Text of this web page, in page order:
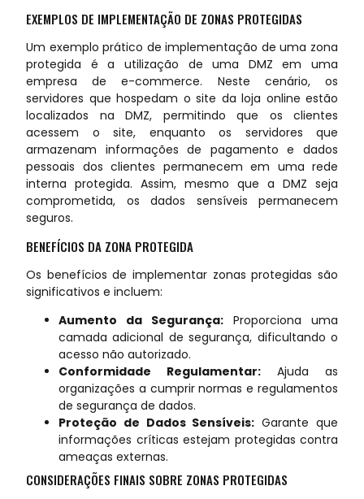
EXEMPLOS DE IMPLEMENTAÇÃO DE ZONAS PROTEGIDAS
Um exemplo prático de implementação de uma zona
protegida é a utilização de uma DMZ em uma
empresa de e-commerce. Neste cenário, os
servidores que hospedam o site da loja online estão
localizados na DMZ, permitindo que os clientes
acessem o site, enquanto os servidores que
armazenam informações de pagamento e dados
pessoais dos clientes permanecem em uma rede
interna protegida. Assim, mesmo que a DMZ seja
comprometida, os dados sensíveis permanecem
seguros.
BENEFÍCIOS DA ZONA PROTEGIDA
Os benefícios de implementar zonas protegidas são
significativos e incluem:
Aumento da Segurança: Proporciona uma
camada adicional de segurança, dificultando o
acesso não autorizado.
Conformidade Regulamentar: Ajuda as
organizações a cumprir normas e regulamentos
de segurança de dados.
Proteção de Dados Sensíveis: Garante que
informações críticas estejam protegidas contra
ameaças externas.
CONSIDERAÇÕES FINAIS SOBRE ZONAS PROTEGIDAS